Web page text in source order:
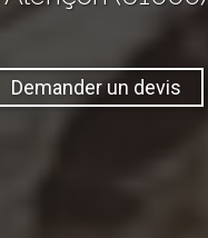
Demander un devis